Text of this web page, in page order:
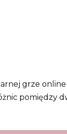
grze
pomiędzy